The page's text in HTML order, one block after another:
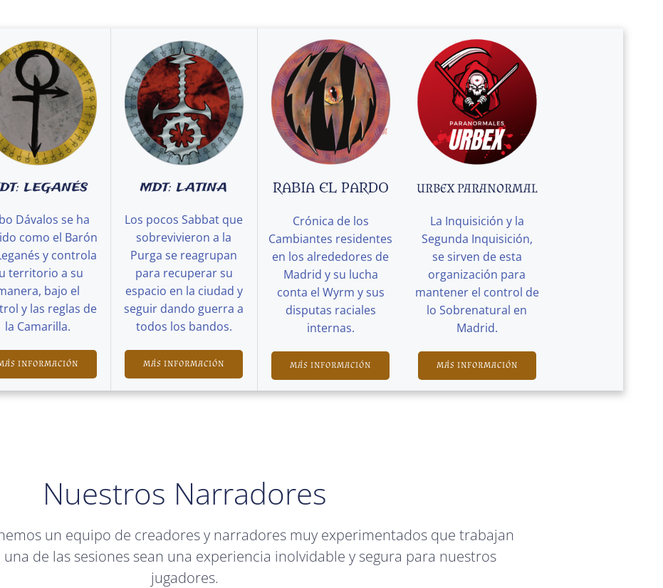
LEGANÉS
Dávalos se ha
como el Barón
y controla
territorio a su
bajo el
y las reglas de
la Camarilla.
INFORMACIÓN
MDT: LATINA
Los pocos Sabbat que
sobrevivieron a la
Purga se reagrupan
para recuperar su
espacio en la ciudad y
seguir dando guerra a
todos los bandos.
MÁS INFORMACIÓN
RABIA EL PARDO
Crónica de los
Cambiantes residentes
en los alrededores de
Madrid y su lucha
conta el Wyrm y sus
disputas raciales
internas.
MÁS INFORMACIÓN
URBEX PARANORMAL
La Inquisición y la
Segunda Inquisición,
se sirven de esta
organización para
mantener el control de
lo Sobrenatural en
Madrid.
MÁS INFORMACIÓN
Nuestros Narradores
un equipo de creadores y narradores muy experimentados que trabajan
de las sesiones sean una experiencia inolvidable y segura para nuestros
jugadores.